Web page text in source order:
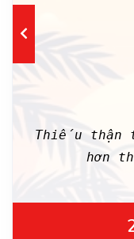
Thiếu thận
hơn